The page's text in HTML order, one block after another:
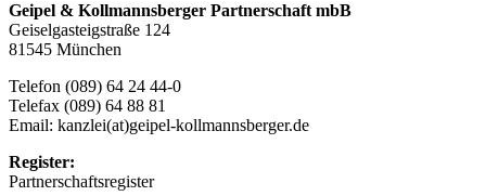
Geipel & Kollmannsberger Partnerschaft mbB
Geiselgasteigstraße 124
81545 München
Telefon (089) 64 24 44-0
Telefax (089) 64 88 81
Email: kanzlei(at)geipel-kollmannsberger.de
Register:
Partnerschaftsregister